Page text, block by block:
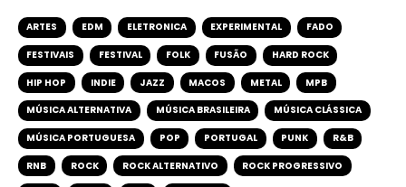
ARTES EDM ELETRONICA EXPERIMENTAL FADO
FESTIVAIS FESTIVAL FOLK FUSÃO HARD ROCK
HIP HOP INDIE JAZZ MACOS METAL MPB
MÚSICA ALTERNATIVA MÚSICA BRASILEIRA MÚSICA CLÁSSICA
MÚSICA PORTUGUESA POP PORTUGAL PUNK R&B
RNB ROCK ROCK ALTERNATIVO ROCK PROGRESSIVO